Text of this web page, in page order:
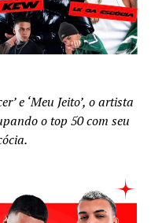
e ‘Meu Jeito’, o artista
o top 50 com seu